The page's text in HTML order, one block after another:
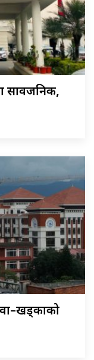
सार्वजनिक,